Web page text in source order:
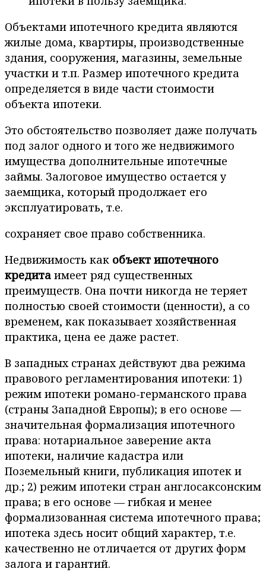
Объектами ипотечного кредита являются
жилые дома, квартиры, производственные
здания, сооружения, магазины, земельные
участки и т.п. Размер ипотечного кредита
определяется в виде части стоимости
объекта ипотеки.
Это обстоятельство позволяет даже получать
под залог одного и того же недвижимого
имущества дополнительные ипотечные
займы. Залоговое имущество остается у
заемщика, который продолжает его
эксплуатировать, т.е.
сохраняет свое право собственника.
Недвижимость как объект ипотечного
кредита имеет ряд существенных
преимуществ. Она почти никогда не теряет
полностью своей стоимости (ценности), а со
временем, как показывает хозяйственная
практика, цена ее даже растет.
В западных странах действуют два режима
правового регламентирования ипотеки: 1)
режим ипотеки романо-германского права
(страны Западной Европы); в его основе —
значительная формализация ипотечного
права: нотариальное заверение акта
ипотеки, наличие кадастра или
Поземельный книги, публикация ипотек и
др.; 2) режим ипотеки стран англосаксонским
права; в его основе — гибкая и менее
формализованная система ипотечного права;
ипотека здесь носит общий характер, т.е.
качественно не отличается от других форм
залога и гарантий.